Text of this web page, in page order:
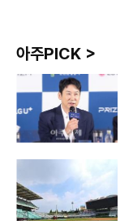
아주PICK >